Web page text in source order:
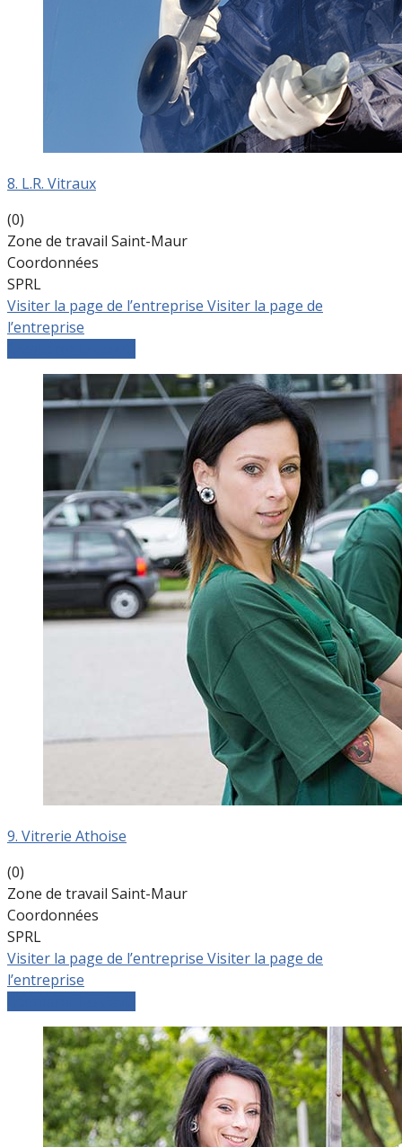
8. L.R. Vitraux
(0)
Zone de travail Saint-Maur
Coordonnées
SPRL
Visiter la page de l’entreprise Visiter la page de
l’entreprise
9. Vitrerie Athoise
(0)
Zone de travail Saint-Maur
Coordonnées
SPRL
Visiter la page de l’entreprise Visiter la page de
l’entreprise